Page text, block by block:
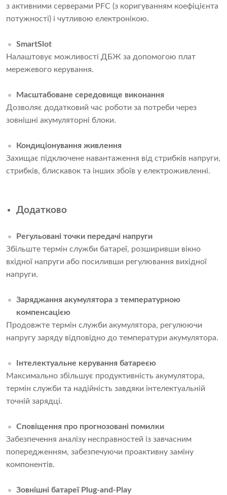
з активними серверами PFC (з коригуванням коефіцієнта
потужності) і чутливою електронікою.
SmartSlot
Налаштовує можливості ДБЖ за допомогою плат
мережевого керування.
Масштабоване середовище виконання
Дозволяє додатковий час роботи за потреби через
зовнішні акумуляторні блоки.
Кондиціонування живлення
Захищає підключене навантаження від стрибків напруги,
стрибків, блискавок та інших збоїв у електроживленні.
Додатково
Регульовані точки передачі напруги
Збільште термін служби батареї, розширивши вікно
вхідної напруги або посиливши регулювання вихідної
напруги.
Заряджання акумулятора з температурною
компенсацією
Продовжте термін служби акумулятора, регулюючи
напругу заряду відповідно до температури акумулятора.
Інтелектуальне керування батареєю
Максимально збільшує продуктивність акумулятора,
термін служби та надійність завдяки інтелектуальній
точній зарядці.
Сповіщення про прогнозовані помилки
Забезпечення аналізу несправностей із завчасним
попередженням, забезпечуючи проактивну заміну
компонентів.
Зовнішні батареї Plug-and-Play